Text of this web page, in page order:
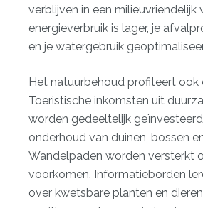
verblijven in een milieuvriendelijk
energieverbruik is lager, je
en je watergebruik
Het natuurbehoud profiteert ook
Toeristische inkomsten uit
worden gedeeltelijk
onderhoud van duinen, bossen
Wandelpaden worden versterkt
voorkomen. Informatieborden
over kwetsbare planten en